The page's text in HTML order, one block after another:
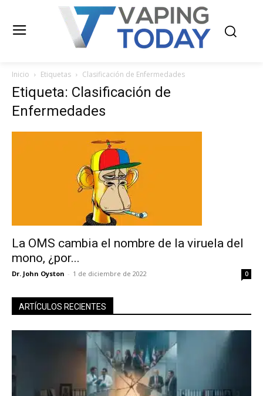
Inicio Etiquetas Clasificación de Enfermedades
Etiqueta: Clasificación de
Enfermedades
La OMS cambia el nombre de la viruela del
mono, ¿por...
Dr. John Oyston - 1 de diciembre de 2022 0
ARTÍCULOS RECIENTES